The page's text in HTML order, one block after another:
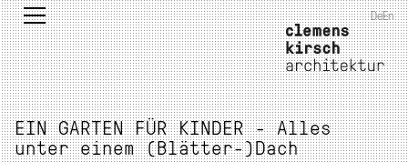
DeEn
EIN GARTEN FÜR KINDER - Alles
unter einem (Blätter-)Dach